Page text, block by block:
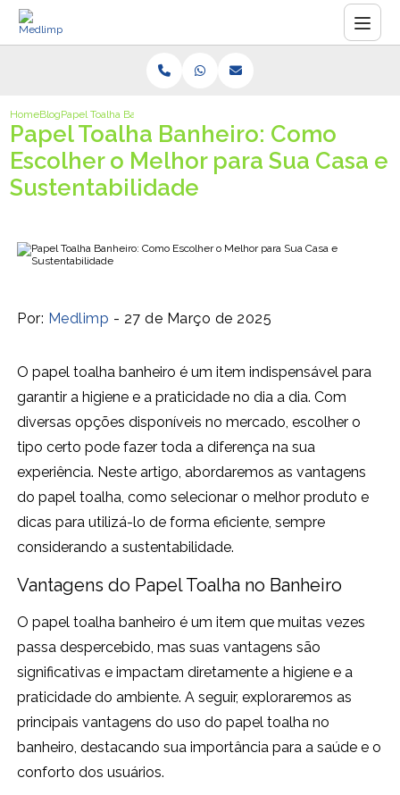
HomeBlogPapel Toalha Banheiro: Como Escolher o Melhor para Sua Casa e
Papel Toalha Banheiro: Como
Escolher o Melhor para Sua Casa e
Sustentabilidade
Por: Medlimp - 27 de Março de 2025
O papel toalha banheiro é um item indispensável para
garantir a higiene e a praticidade no dia a dia. Com
diversas opções disponíveis no mercado, escolher o
tipo certo pode fazer toda a diferença na sua
experiência. Neste artigo, abordaremos as vantagens
do papel toalha, como selecionar o melhor produto e
dicas para utilizá-lo de forma eficiente, sempre
considerando a sustentabilidade.
Vantagens do Papel Toalha no Banheiro
O papel toalha banheiro é um item que muitas vezes
passa despercebido, mas suas vantagens são
significativas e impactam diretamente a higiene e a
praticidade do ambiente. A seguir, exploraremos as
principais vantagens do uso do papel toalha no
banheiro, destacando sua importância para a saúde e o
conforto dos usuários.